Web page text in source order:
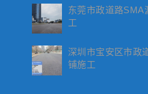
东莞市政道路SMA
工
深圳市宝安区市政
铺施工